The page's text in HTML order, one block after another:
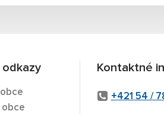
odkazy
obce
Kontaktné
+421 54 /